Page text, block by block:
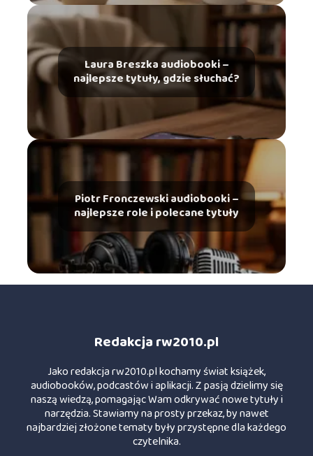
Laura Breszka audiobooki –
najlepsze tytuły, gdzie słuchać?
Piotr Fronczewski audiobooki –
najlepsze role i polecane tytuły
Redakcja rw2010.pl
Jako redakcja rw2010.pl kochamy świat książek,
audiobooków, podcastów i aplikacji. Z pasją dzielimy się
naszą wiedzą, pomagając Wam odkrywać nowe tytuły i
narzędzia. Stawiamy na prosty przekaz, by nawet
najbardziej złożone tematy były przystępne dla każdego
czytelnika.